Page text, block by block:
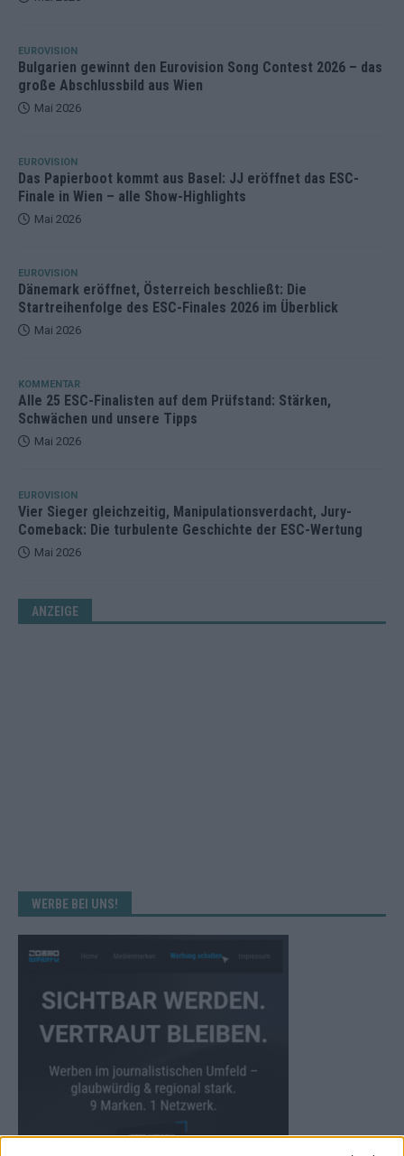
EUROVISION
Bulgarien gewinnt den Eurovision Song Contest 2026 – das
große Abschlussbild aus Wien
Mai 2026
EUROVISION
Das Papierboot kommt aus Basel: JJ eröffnet das ESC-
Finale in Wien – alle Show-Highlights
Mai 2026
EUROVISION
Dänemark eröffnet, Österreich beschließt: Die
Startreihenfolge des ESC-Finales 2026 im Überblick
Mai 2026
KOMMENTAR
Alle 25 ESC-Finalisten auf dem Prüfstand: Stärken,
Schwächen und unsere Tipps
Mai 2026
EUROVISION
Vier Sieger gleichzeitig, Manipulationsverdacht, Jury-
Comeback: Die turbulente Geschichte der ESC-Wertung
Mai 2026
ANZEIGE
WERBE BEI UNS!